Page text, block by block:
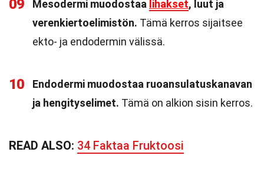
09 Mesodermi muodostaa lihakset, luut ja
verenkiertoelimistön. Tämä kerros sijaitsee
ekto- ja endodermin välissä.
10
Endodermi muodostaa ruoansulatuskanavan
ja hengityselimet. Tämä on alkion sisin kerros.
READ ALSO: 34 Faktaa Fruktoosi